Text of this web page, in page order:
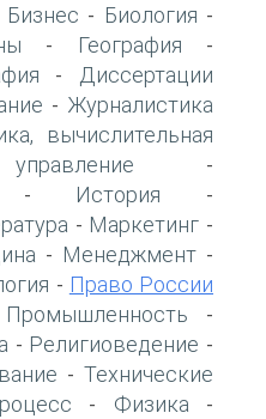
Бизнес - Биология -
- География -
-
Диссертации
- Журналистика
вычислительная
-
История -
- Маркетинг -
- Менеджмент -
- Право России
Промышленность -
- Религиоведение -
- Технические
- Физика -